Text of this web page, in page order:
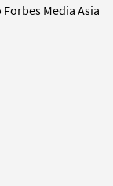
Media Asia